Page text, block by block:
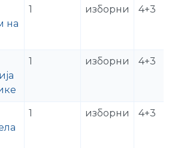
на
1 изборни 4+3
1 изборни 4+3
1 изборни 4+3